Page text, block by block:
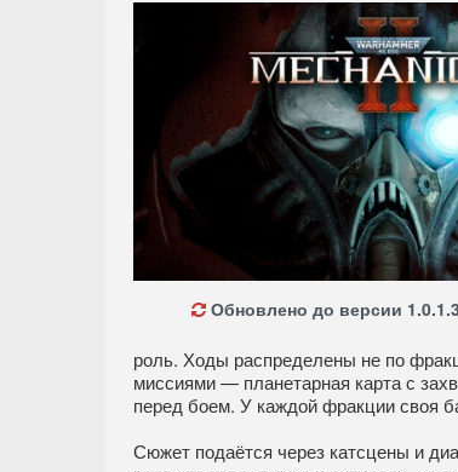
Обновлено до версии
роль. Ходы распределены не по
миссиями — планетарная карта с
перед боем. У каждой фракции своя
Сюжет подаётся через катсцены и